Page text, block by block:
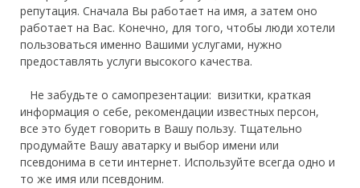
репутация. Сначала Вы работает на имя, а затем оно
работает на Вас. Конечно, для того, чтобы люди хотели
пользоваться именно Вашими услугами, нужно
предоставлять услуги высокого качества.
Не забудьте о самопрезентации: визитки, краткая
информация о себе, рекомендации известных персон,
все это будет говорить в Вашу пользу. Тщательно
продумайте Вашу аватарку и выбор имени или
псевдонима в сети интернет. Используйте всегда одно и
то же имя или псевдоним.